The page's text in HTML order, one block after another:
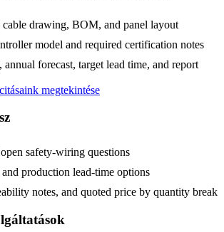
drawing, BOM, and panel layout
model and required certification notes
annual forecast, target lead time, and report
megtekintése
safety-wiring questions
production lead-time options
notes, and quoted price by quantity break